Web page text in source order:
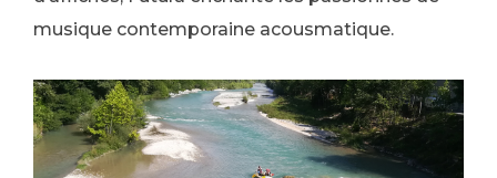
musique contemporaine acousmatique.